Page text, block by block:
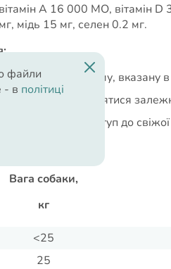
вітамін А 16 000 МО, вітамін D
мідь 15 мг, селен 0.2 мг.
кількість корму, вказану
може відрізнятися
повинен бути доступ до
Вага собаки,
кг
<25
25
файли
- в політиці